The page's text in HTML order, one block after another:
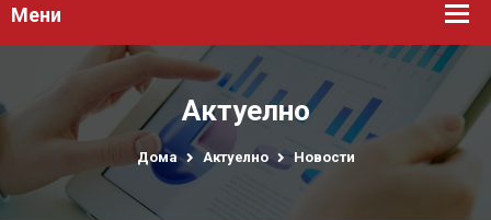
Мени
Актуелно
Дома Актуелно Новости